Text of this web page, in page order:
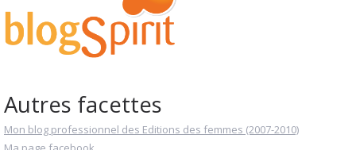
Autres facettes
Mon blog professionnel des Editions des femmes (2007-2010)